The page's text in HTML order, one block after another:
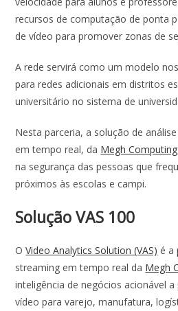
recursos de computação de ponta
de vídeo para promover zonas de
A rede servirá como um modelo
para redes adicionais em distritos
universitário no sistema de
Nesta parceria, a solução de
em tempo real, da Megh Computing
na segurança das pessoas que
próximos às escolas e campi.
Solução VAS 100
OVideo Analytics Solution (VAS) é a
streaming em tempo real da Megh
inteligência de negócios acionável
vídeo para varejo, manufatura,